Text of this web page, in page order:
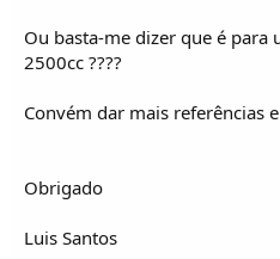
Ou basta-me dizer que é para
2500cc ????
Convém dar mais referências
Obrigado
Luis Santos